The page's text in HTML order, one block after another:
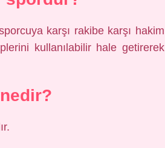
karşı rakibe karşı hakim
kullanılabilir hale getirerek